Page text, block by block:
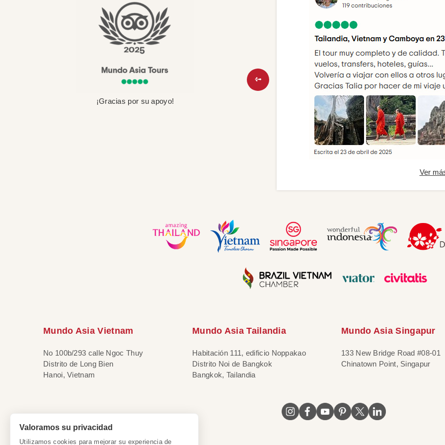
¡Gracias por su apoyo!
Ver
Mundo Asia Vietnam
No 100b/293 calle Ngoc Thuy
Distrito de Long Bien
Hanoi, Vietnam
Mundo Asia Tailandia
Habitación 111, edificio Noppakao
Distrito Noi de Bangkok
Bangkok, Tailandia
Mundo Asia Singapur
133 New Bridge Road #08-01
Chinatown Point, Singapur
Valoramos su privacidad
Utilizamos cookies para mejorar su experiencia de